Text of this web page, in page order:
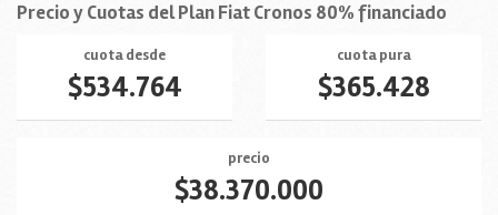
Precio y Cuotas del Plan Fiat Cronos 80% financiado
cuota desde
$534.764
cuota pura
$365.428
precio
$38.370.000